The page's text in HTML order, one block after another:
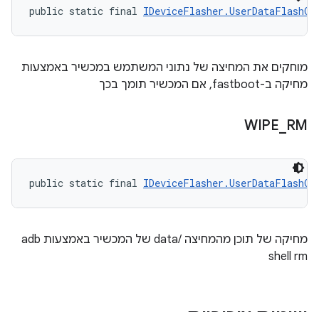
public static final
מוחקים את המחיצה של נתוני המשתמש במכשיר באמצעות
מחיקה ב-fastboot, אם המכשיר תומך בכך
WIPE RM
public static final
מחיקה של תוכן מהמחיצה /data של המכשיר באמצעות adb
shell rm